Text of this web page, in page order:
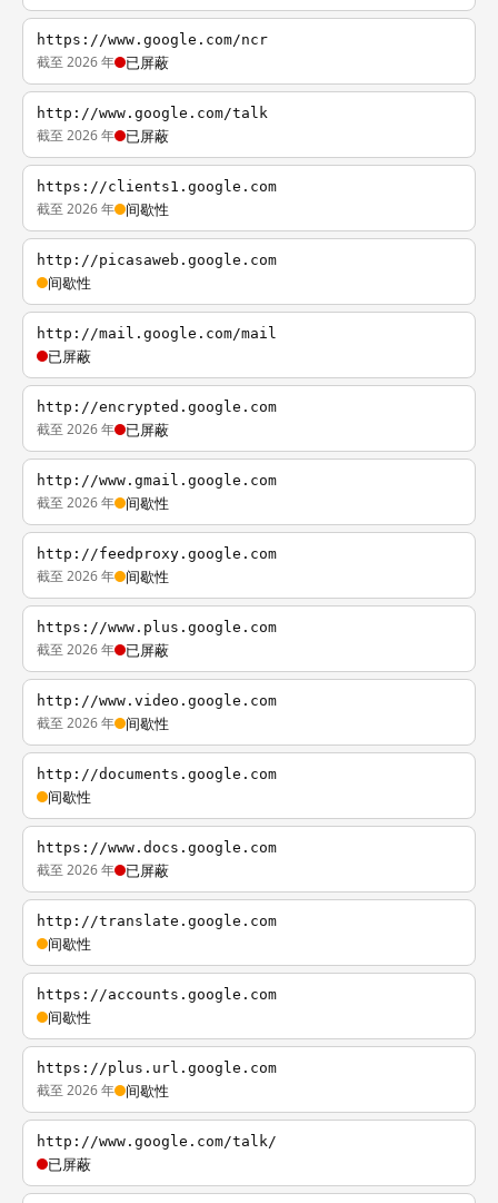
https://www.google.com/ncr
截至 2026 年 已屏蔽
http://www.google.com/talk
截至 2026 年 已屏蔽
https://clients1.google.com
截至 2026 年 间歇性
http://picasaweb.google.com
间歇性
http://mail.google.com/mail
已屏蔽
http://encrypted.google.com
截至 2026 年 已屏蔽
http://www.gmail.google.com
截至 2026 年 间歇性
http://feedproxy.google.com
截至 2026 年 间歇性
https://www.plus.google.com
截至 2026 年 已屏蔽
http://www.video.google.com
截至 2026 年 间歇性
http://documents.google.com
间歇性
https://www.docs.google.com
截至 2026 年 已屏蔽
http://translate.google.com
间歇性
https://accounts.google.com
间歇性
https://plus.url.google.com
截至 2026 年 间歇性
http://www.google.com/talk/
已屏蔽